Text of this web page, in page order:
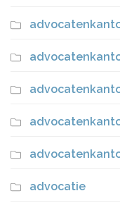
advocatie